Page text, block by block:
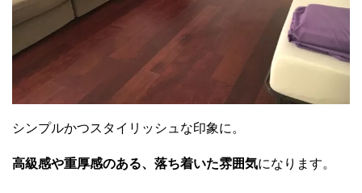
シンプルかつスタイリッシュな印象に。
高級感や重厚感のある、落ち着いた雰囲気になります。